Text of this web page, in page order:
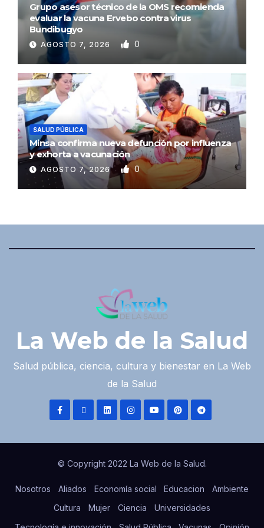
Grupo asesor técnico de la OMS recomienda
evaluar la vacuna Ervebo contra virus
Bundibugyo
AGOSTO 7, 2026 0
SALUD PÚBLICA
Minsa confirma nueva defunción por influenza
y exhorta a vacunación
AGOSTO 7, 2026 0
La Web de la Salud
Salud pública, ciencia, cultura y bienestar en La Web
de la Salud
© Copyright 2022 La Web de la Salud.
Nosotros Aliados Economía social Educacion
Ambiente
Cultura
Mujer Ciencia
Universidades